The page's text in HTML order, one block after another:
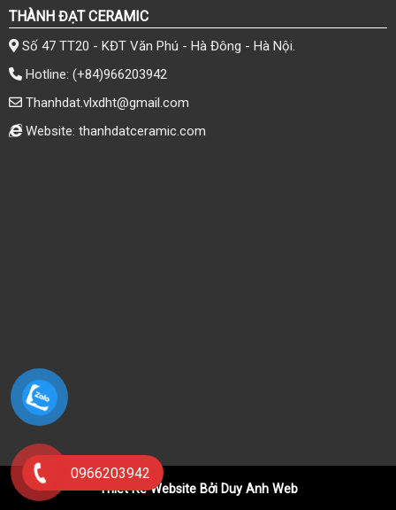
THÀNH ĐẠT CERAMIC
Số 47 TT20 - KĐT Văn Phú - Hà Đông - Hà Nội.
Hotline: (+84)966203942
Thanhdat.vlxdht@gmail.com
Website: thanhdatceramic.com
0966203942
Thiết Kế Website Bởi Duy Anh Web